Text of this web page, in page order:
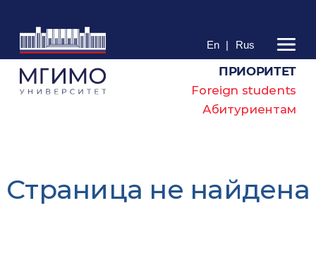
En | Rus
ПРИОРИТЕТ
Foreign students
Абитуриентам
Cтраница не найдена